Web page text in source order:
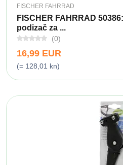
FISCHER FAHRRAD
FISCHER FAHRRAD
podizač za ...
(0)
16,99 EUR
(= 128,01 kn)